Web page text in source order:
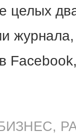
целых
,